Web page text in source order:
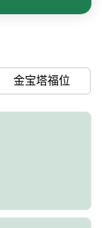
金宝塔福位